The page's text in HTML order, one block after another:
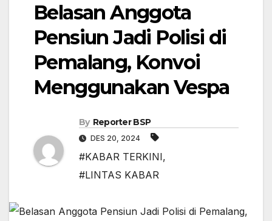
Belasan Anggota
Pensiun Jadi Polisi di
Pemalang, Konvoi
Menggunakan Vespa
By Reporter BSP
DES 20, 2024
#KABAR TERKINI,
#LINTAS KABAR